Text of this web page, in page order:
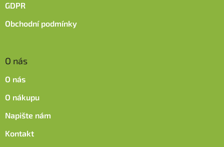
GDPR
Obchodní podmínky
O nás
O nás
O nákupu
Napište nám
Kontakt